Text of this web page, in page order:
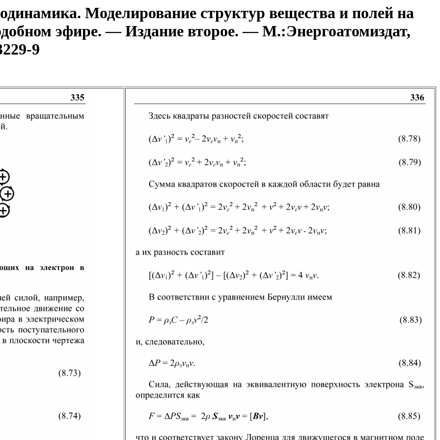
Моделирование структур вещества и полей на
эфире. — Издание второе. — М.:Энергоатомиздат,
9